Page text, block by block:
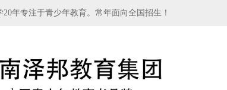
年专注于青少年教育。常年面向全国招生！